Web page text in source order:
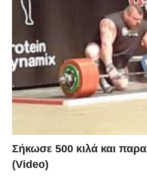
Σήκωσε 500 κιλά και
(Video)